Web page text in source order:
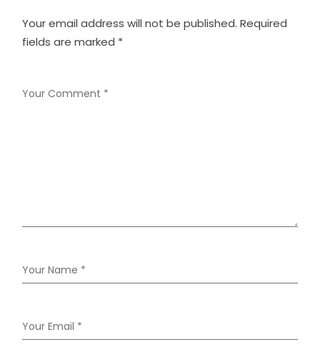
Your email address will not be published. Required
fields are marked *